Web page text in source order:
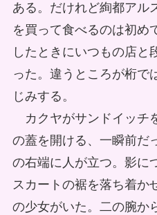
ある。だけれど絢都アル
を買って食べるのは初め
したときにいつもの店と
った。違うところが桁で
じみする。
カクヤがサンドイッチ
の蓋を開ける、一瞬前だ
の右端に人が立つ。影に
スカートの裾を落ち着か
の少女がいた。二の腕か